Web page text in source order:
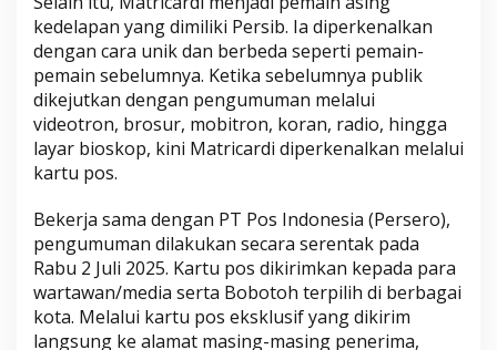
kedelapan yang dimiliki Persib. Ia diperkenalkan
dengan cara unik dan berbeda seperti pemain-
pemain sebelumnya. Ketika sebelumnya publik
dikejutkan dengan pengumuman melalui
videotron, brosur, mobitron, koran, radio, hingga
layar bioskop, kini Matricardi diperkenalkan melalui
kartu pos.
Bekerja sama dengan PT Pos Indonesia (Persero),
pengumuman dilakukan secara serentak pada
Rabu 2 Juli 2025. Kartu pos dikirimkan kepada para
wartawan/media serta Bobotoh terpilih di berbagai
kota. Melalui kartu pos eksklusif yang dikirim
langsung ke alamat masing-masing penerima,